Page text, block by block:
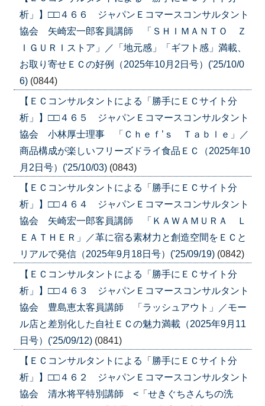
析」】□□４６６ ジャパンＥコマースコンサルタント
協会 矢崎宏一郎客員講師 「ＳＨＩＭＡＮＴＯ Ｚ
ＩＧＵＲＩストア」／「地元感」「ギフト感」満載、
お取り寄せＥＣの好例（2025年10月2日号）('25/10/0
6) (0844)
【ＥＣコンサルタントによる「勝手にＥＣサイト分
析」】□□４６５ ジャパンＥコマースコンサルタント
協会 小林厚士理事 「Ｃｈｅｆ’ｓ Ｔａｂｌｅ」／
商品構成が楽しいフリーズドライ食品ＥＣ（2025年10
月2日号）('25/10/03) (0843)
【ＥＣコンサルタントによる「勝手にＥＣサイト分
析」】□□４６４ ジャパンＥコマースコンサルタント
協会 矢崎宏一郎客員講師 「ＫＡＷＡＭＵＲＡ Ｌ
ＥＡＴＨＥＲ」／革に宿る素材力と創造空間をＥＣと
リアルで発信（2025年9月18日号）('25/09/19) (0842)
【ＥＣコンサルタントによる「勝手にＥＣサイト分
析」】□□４６３ ジャパンＥコマースコンサルタント
協会 豊島恵太客員講師 「ラッシュアウト」／モー
ル店と差別化した自社ＥＣの魅力満載（2025年9月11
日号）('25/09/12) (0841)
【ＥＣコンサルタントによる「勝手にＥＣサイト分
析」】□□４６２ ジャパンＥコマースコンサルタント
協会 清水将平特別講師 <「せきぐちさんちの洗